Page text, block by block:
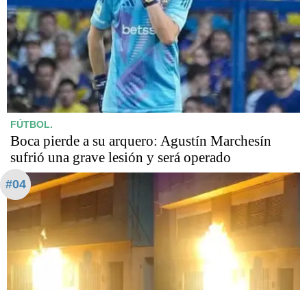
FÚTBOL.
Boca pierde a su arquero: Agustín Marchesín
sufrió una grave lesión y será operado
#04